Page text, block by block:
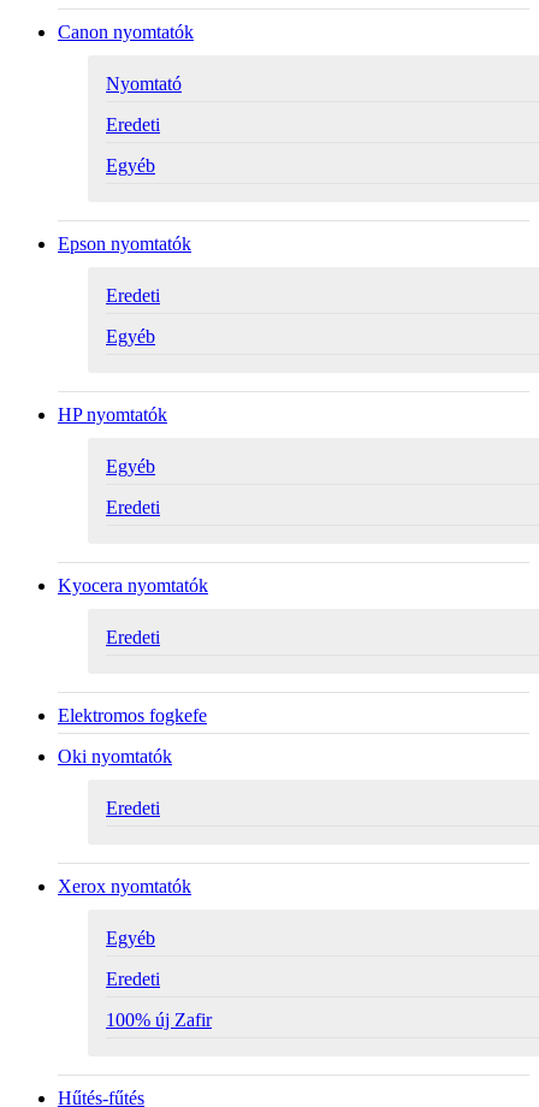
Canon nyomtatók
Nyomtató
Eredeti
Egyéb
Epson nyomtatók
Eredeti
Egyéb
HP nyomtatók
Egyéb
Eredeti
Kyocera nyomtatók
Eredeti
Elektromos fogkefe
Oki nyomtatók
Eredeti
Xerox nyomtatók
Egyéb
Eredeti
100% új Zafir
Hűtés-fűtés